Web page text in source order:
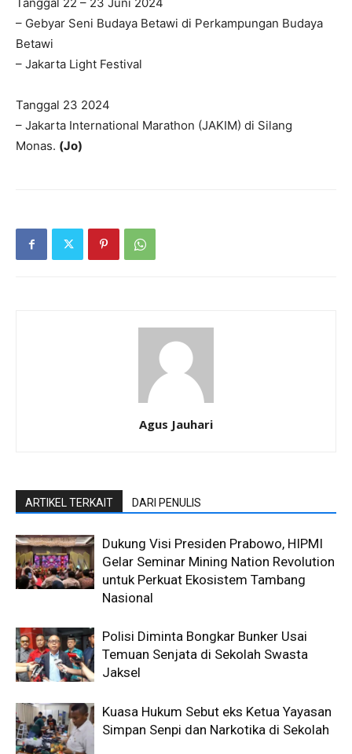
– Gebyar Seni Budaya Betawi di Perkampungan Budaya
Betawi
– Jakarta Light Festival
Tanggal 23 2024
– Jakarta International Marathon (JAKIM) di Silang
Monas. (Jo)
Agus Jauhari
ARTIKEL TERKAIT DARI PENULIS
Dukung Visi Presiden Prabowo, HIPMI
Gelar Seminar Mining Nation Revolution
untuk Perkuat Ekosistem Tambang
Nasional
Polisi Diminta Bongkar Bunker Usai
Temuan Senjata di Sekolah Swasta
Jaksel
Kuasa Hukum Sebut eks Ketua Yayasan
Simpan Senpi dan Narkotika di Sekolah